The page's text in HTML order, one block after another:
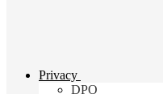
Privacy
DPO